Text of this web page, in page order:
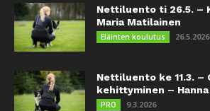
Nettiluento ti 26.5. –
Maria Matilainen
Eläinten koulutus 26.5.2026
Nettiluento ke 11.3. –
kehittyminen – Hanna
PRO 9.3.2026